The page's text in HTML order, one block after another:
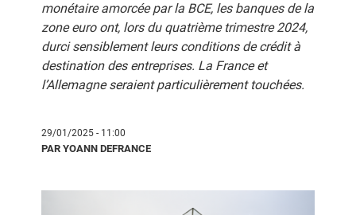
monétaire amorcée par la BCE, les banques de la
zone euro ont, lors du quatrième trimestre 2024,
durci sensiblement leurs conditions de crédit à
destination des entreprises. La France et
l’Allemagne seraient particulièrement touchées.
29/01/2025 - 11:00
PAR YOANN DEFRANCE